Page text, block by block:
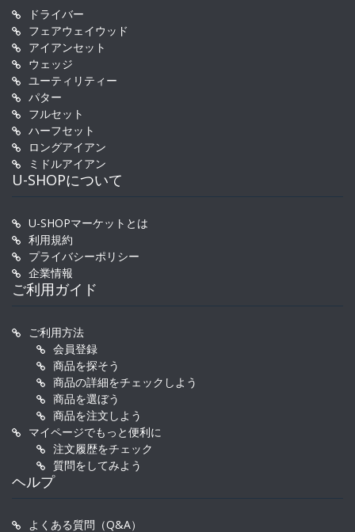
ドライバー
フェアウェイウッド
アイアンセット
ウェッジ
ユーティリティー
パター
フルセット
ハーフセット
ロングアイアン
ミドルアイアン
U-SHOPについて
U-SHOPマーケットとは
利用規約
プライバシーポリシー
企業情報
ご利用ガイド
ご利用方法
会員登録
商品を探そう
商品の詳細をチェックしよう
商品を選ぼう
商品を注文しよう
マイページでもっと便利に
注文履歴をチェック
質問をしてみよう
ヘルプ
よくある質問（Q&A）